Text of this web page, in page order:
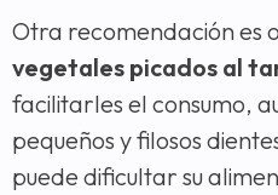
Otra recomendación es
vegetales picados al
facilitarles el consumo,
pequeños y filosos
puede dificultar su